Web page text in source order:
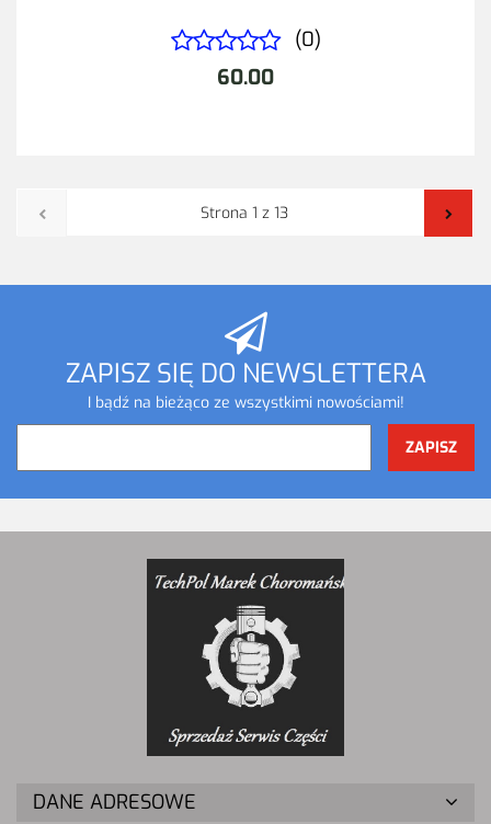
(0)
60.00
ZAPISZ SIĘ DO NEWSLETTERA
I bądź na bieżąco ze wszystkimi nowościami!
DANE ADRESOWE